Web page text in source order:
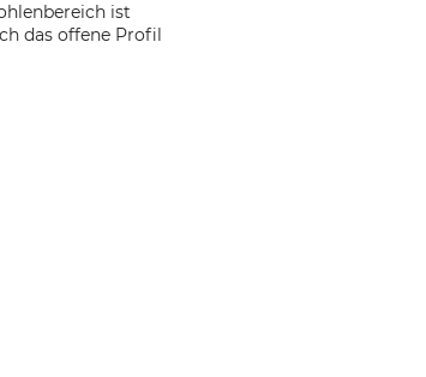
ist
das offene Profil